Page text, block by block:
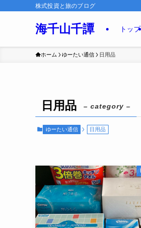
株式投資と旅のブログ
海千山千譚 トップ
ホーム ゆーたい通信 日用品
日用品 – category –
ゆーたい通信 日用品